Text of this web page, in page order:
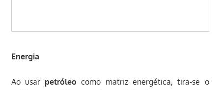
Energia
Ao usar petróleo como matriz energética, tira-se o